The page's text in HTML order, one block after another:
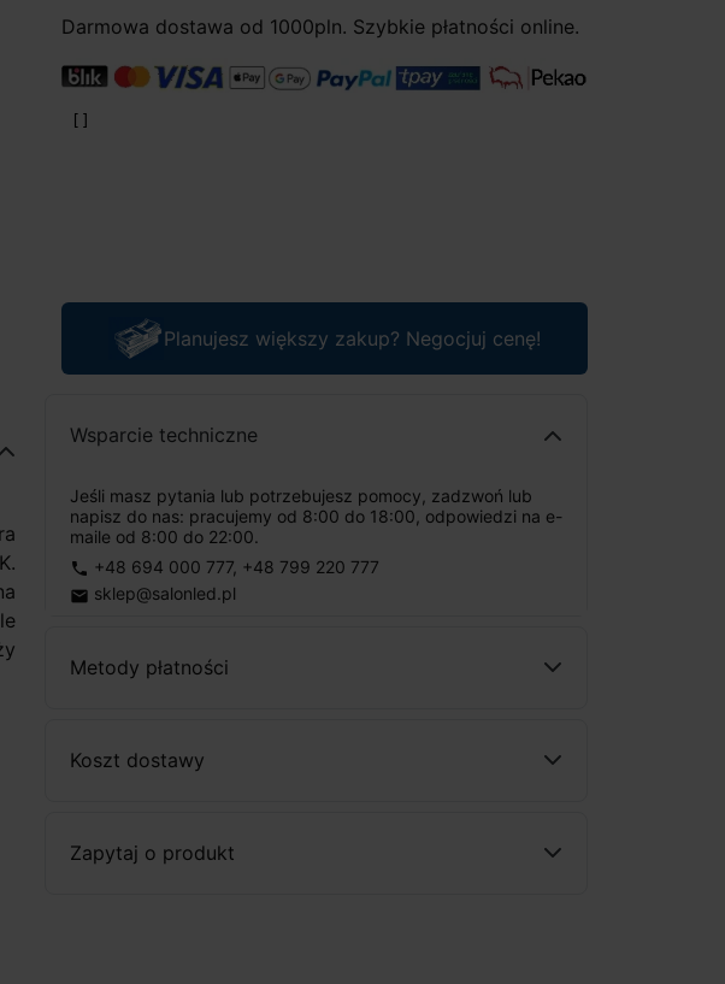
Darmowa dostawa od 1000pln. Szybkie płatności online.
Planujesz większy zakup? Negocjuj cenę!
Wsparcie techniczne
Jeśli masz pytania lub potrzebujesz pomocy, zadzwoń lub
napisz do nas: pracujemy od 8:00 do 18:00, odpowiedzi na e-
maile od 8:00 do 22:00.
phone +48 694 000 777, +48 799 220 777
email sklep@salonled.pl
Metody płatności
Koszt dostawy
Zapytaj o produkt